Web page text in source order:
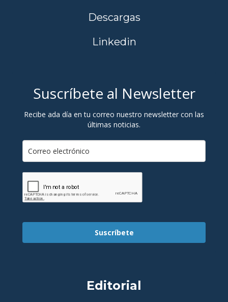
Descargas
Linkedin
Suscríbete al Newsletter
Recibe ada día en tu correo nuestro newsletter con las
últimas noticias.
Suscríbete
Editorial